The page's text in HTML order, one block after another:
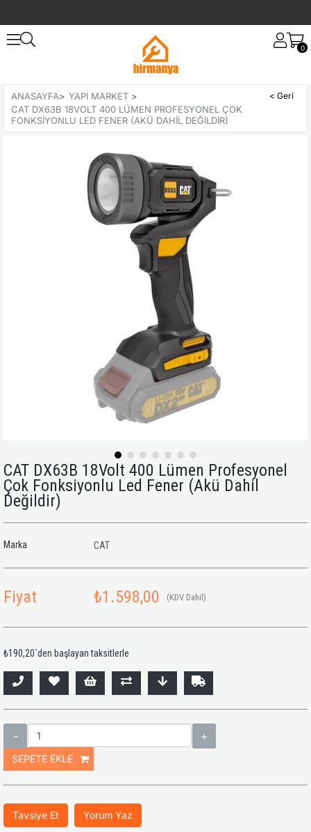
0
ANASAYFA> YAPI MARKET >
CAT DX63B 18VOLT 400 LÜMEN PROFESYONEL ÇOK
FONKSIYONLU LED FENER (AKÜ DAHIL DEĞILDIR)
CAT DX63B 18Volt 400 Lümen Profesyonel
Çok Fonksiyonlu Led Fener (Akü Dahil
Değildir)
Marka CAT
Fiyat ₺1.598,00 (KDV Dahil)
₺190,20`den başlayan taksitlerle
Tavsiye Et Yorum Yaz